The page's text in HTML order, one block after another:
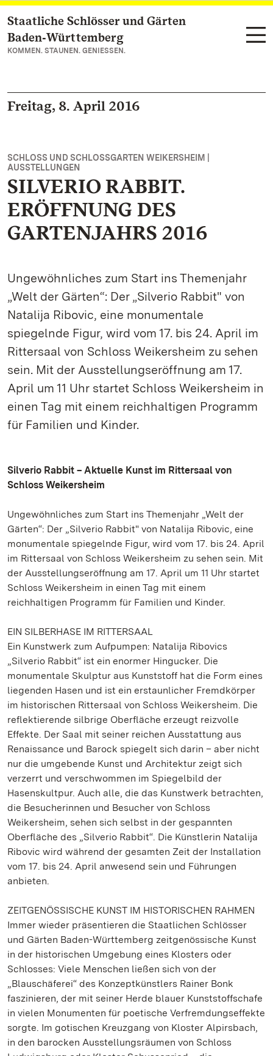
Zum Hauptinhalt springen
Staatliche Schlösser und Gärten
Baden‑Württemberg
KOMMEN. STAUNEN. GENIESSEN.
Freitag, 8. April 2016
SCHLOSS UND SCHLOSSGARTEN WEIKERSHEIM |
AUSSTELLUNGEN
SILVERIO RABBIT.
ERÖFFNUNG DES
GARTENJAHRS 2016
Ungewöhnliches zum Start ins Themenjahr
„Welt der Gärten“: Der „Silverio Rabbit" von
Natalija Ribovic, eine monumentale
spiegelnde Figur, wird vom 17. bis 24. April im
Rittersaal von Schloss Weikersheim zu sehen
sein. Mit der Ausstellungseröffnung am 17.
April um 11 Uhr startet Schloss Weikersheim in
einen Tag mit einem reichhaltigen Programm
für Familien und Kinder.
Silverio Rabbit – Aktuelle Kunst im Rittersaal von
Schloss Weikersheim
Ungewöhnliches zum Start ins Themenjahr „Welt der
Gärten“: Der „Silverio Rabbit" von Natalija Ribovic, eine
monumentale spiegelnde Figur, wird vom 17. bis 24. April
im Rittersaal von Schloss Weikersheim zu sehen sein. Mit
der Ausstellungseröffnung am 17. April um 11 Uhr startet
Schloss Weikersheim in einen Tag mit einem
reichhaltigen Programm für Familien und Kinder.
EIN SILBERHASE IM RITTERSAAL
Ein Kunstwerk zum Aufpumpen: Natalija Ribovics
„Silverio Rabbit“ ist ein enormer Hingucker. Die
monumentale Skulptur aus Kunststoff hat die Form eines
liegenden Hasen und ist ein erstaunlicher Fremdkörper
im historischen Rittersaal von Schloss Weikersheim. Die
reflektierende silbrige Oberfläche erzeugt reizvolle
Effekte. Der Saal mit seiner reichen Ausstattung aus
Renaissance und Barock spiegelt sich darin – aber nicht
nur die umgebende Kunst und Architektur zeigt sich
verzerrt und verschwommen im Spiegelbild der
Hasenskultpur. Auch alle, die das Kunstwerk betrachten,
die Besucherinnen und Besucher von Schloss
Weikersheim, sehen sich selbst in der gespannten
Oberfläche des „Silverio Rabbit“. Die Künstlerin Natalija
Ribovic wird während der gesamten Zeit der Installation
vom 17. bis 24. April anwesend sein und Führungen
anbieten.
ZEITGENÖSSISCHE KUNST IM HISTORISCHEN RAHMEN
Immer wieder präsentieren die Staatlichen Schlösser
und Gärten Baden-Württemberg zeitgenössische Kunst
in der historischen Umgebung eines Klosters oder
Schlosses: Viele Menschen ließen sich von der
„Blauschäferei“ des Konzeptkünstlers Rainer Bonk
faszinieren, der mit seiner Herde blauer Kunststoffschafe
in vielen Monumenten für poetische Verfremdungseffekte
sorgte. Im gotischen Kreuzgang von Kloster Alpirsbach,
in den barocken Ausstellungsräumen von Schloss